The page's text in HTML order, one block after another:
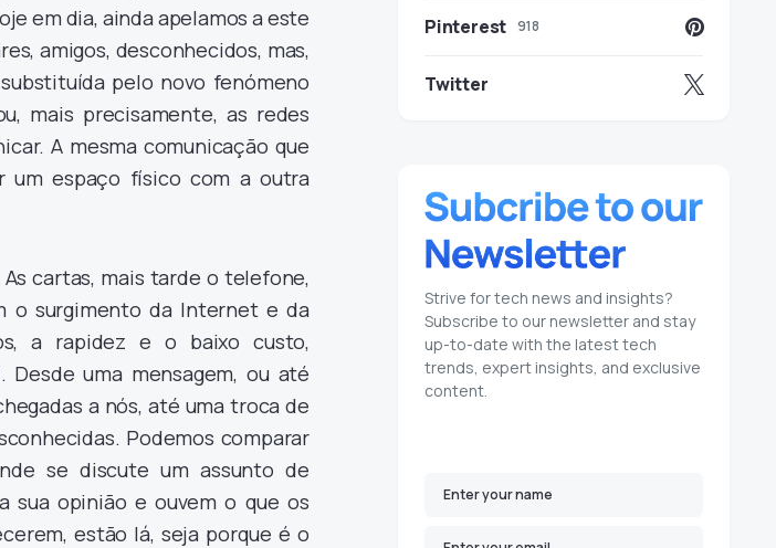
em dia, ainda apelamos a este
amigos, desconhecidos, mas,
pelo novo fenómeno
mais precisamente, as redes
A mesma comunicação que
um espaço físico com a outra
cartas, mais tarde o telefone,
o surgimento da Internet e da
a rapidez e o baixo custo,
Desde uma mensagem, ou até
a nós, até uma troca de
Podemos comparar
se discute um assunto de
sua opinião e ouvem o que os
estão lá, seja porque é o
Pinterest 918
Twitter
Strive for tech news and insights?
Subscribe to our newsletter and stay
up-to-date with the latest tech
trends, expert insights, and exclusive
content.